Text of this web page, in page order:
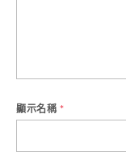
顯示名稱 *